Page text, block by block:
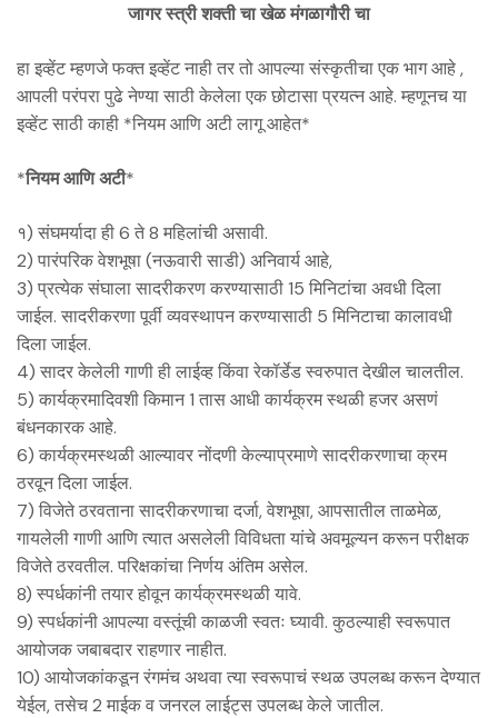
जागर स्त्री शक्ती चा खेळ मंगळागौरी चा
हा इव्हेंट म्हणजे फक्त इव्हेंट नाही तर तो आपल्या संस्कृतीचा एक भाग आहे ,
आपली परंपरा पुढे नेण्या साठी केलेला एक छोटासा प्रयत्न आहे. म्हणूनच या
इव्हेंट साठी काही *नियम आणि अटी लागू आहेत*
*नियम आणि अटी*
१) संघमर्यादा ही 6 ते 8 महिलांची असावी.
2) पारंपरिक वेशभूषा (नऊवारी साडी) अनिवार्य आहे,
3) प्रत्येक संघाला सादरीकरण करण्यासाठी 15 मिनिटांचा अवधी दिला
जाईल. सादरीकरणा पूर्वी व्यवस्थापन करण्यासाठी 5 मिनिटाचा कालावधी
दिला जाईल.
4) सादर केलेली गाणी ही लाईव्ह किंवा रेकॉर्डेड स्वरुपात देखील चालतील.
5) कार्यक्रमादिवशी किमान 1 तास आधी कार्यक्रम स्थळी हजर असणं
बंधनकारक आहे.
6) कार्यक्रमस्थळी आल्यावर नोंदणी केल्याप्रमाणे सादरीकरणाचा क्रम
ठरवून दिला जाईल.
7) विजेते ठरवताना सादरीकरणाचा दर्जा, वेशभूषा, आपसातील ताळमेळ,
गायलेली गाणी आणि त्यात असलेली विविधता यांचे अवमूल्यन करून परीक्षक
विजेते ठरवतील. परिक्षकांचा निर्णय अंतिम असेल.
8) स्पर्धकांनी तयार होवून कार्यक्रमस्थळी यावे.
9) स्पर्धकांनी आपल्या वस्तूंची काळजी स्वतः घ्यावी. कुठल्याही स्वरूपात
आयोजक जबाबदार राहणार नाहीत.
10) आयोजकांकडून रंगमंच अथवा त्या स्वरूपाचं स्थळ उपलब्ध करून देण्यात
येईल, तसेच 2 माईक व जनरल लाईट्स उपलब्ध केले जातील.